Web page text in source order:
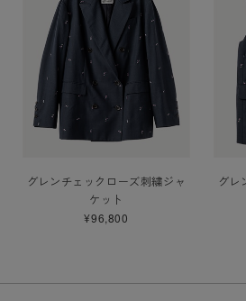
グレンチェックローズ刺繍ジャ
ケット
¥96,800
グレ